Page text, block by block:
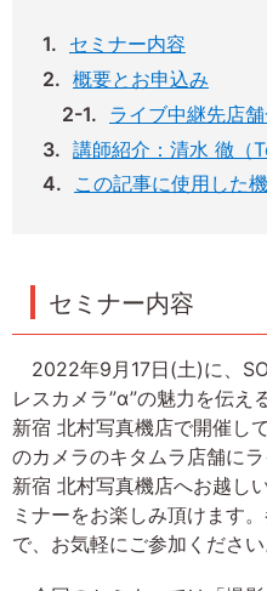
セミナー内容
概要とお申込み
ライブ中継先店
講師紹介：清水 徹（
この記事に使用した
セミナー内容
2022年9月17日(土)に、
レスカメラ”α”の魅力を伝え
新宿 北村写真機店で開催し
のカメラのキタムラ店舗に
新宿 北村写真機店へお越し
ミナーをお楽しみ頂けます
で、お気軽にご参加ください